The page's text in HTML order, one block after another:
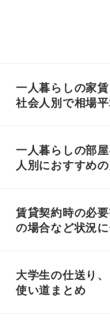
一人暮らしの家
社会人別で相場
一人暮らしの部
人別におすすめ
賃貸契約時の必
の場合など状況
大学生の仕送り
使い道まとめ